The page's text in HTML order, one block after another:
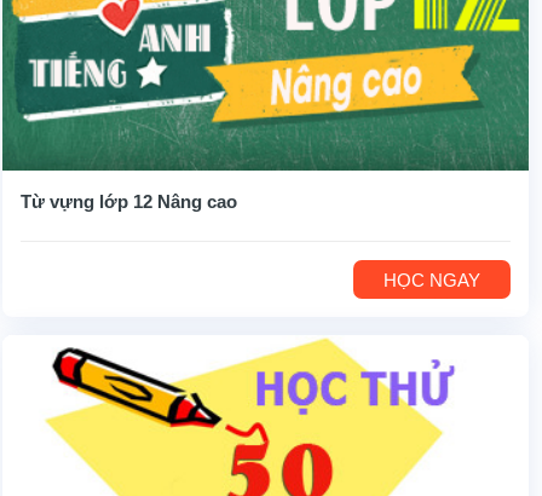
Từ vựng lớp 12 Nâng cao
HỌC NGAY